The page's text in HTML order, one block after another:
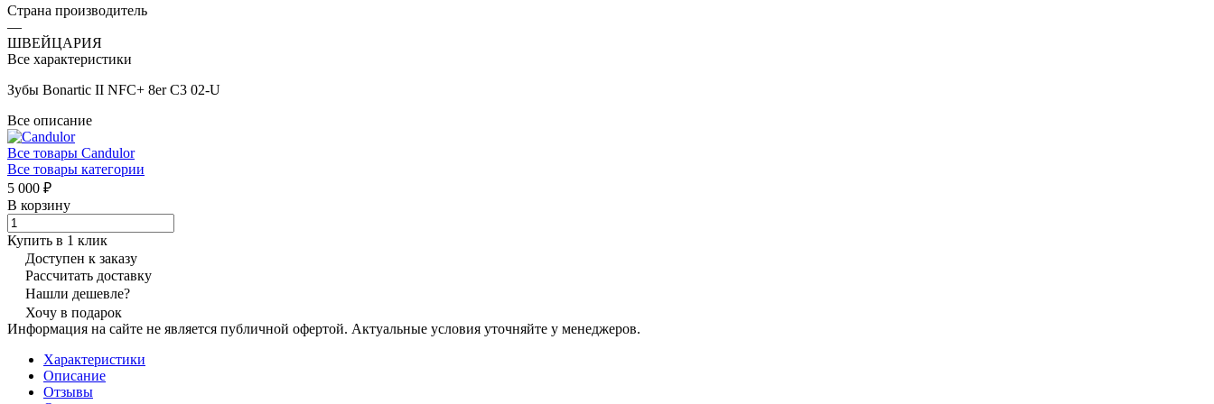
Страна производитель
—
ШВЕЙЦАРИЯ
Все характеристики
Зубы Bonartic II NFC+ 8er C3 02-U
Все описание
Все товары Candulor
Все товары категории
5 000 ₽
В корзину
Купить в 1 клик
Доступен к заказу
Рассчитать доставку
Нашли дешевле?
Хочу в подарок
Информация на сайте не является публичной офертой. Актуальные условия уточняйте у менеджеров.
Характеристики
Описание
Отзывы